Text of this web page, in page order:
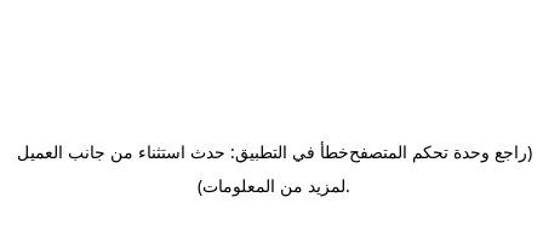
خطأ في التطبيق: حدث استثناء من جانب العميل(راجع وحدة تحكم المتصفح
لمزيد من المعلومات).